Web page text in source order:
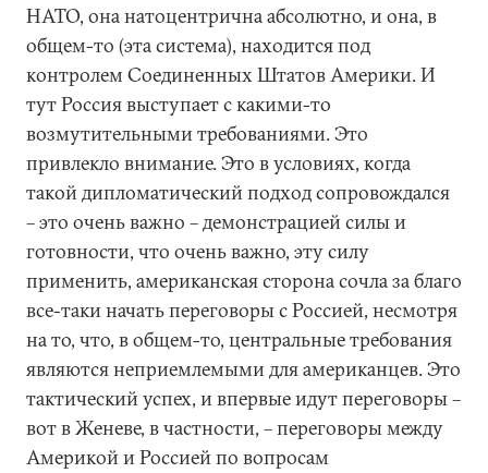
НАТО, она натоцентрична абсолютно, и она, в
общем-то (эта система), находится под
контролем Соединенных Штатов Америки. И
тут Россия выступает с какими-то
возмутительными требованиями. Это
привлекло внимание. Это в условиях, когда
такой дипломатический подход сопровождался
– это очень важно – демонстрацией силы и
готовности, что очень важно, эту силу
применить, американская сторона сочла за благо
все-таки начать переговоры с Россией, несмотря
на то, что, в общем-то, центральные требования
являются неприемлемыми для американцев. Это
тактический успех, и впервые идут переговоры –
вот в Женеве, в частности, – переговоры между
Америкой и Россией по вопросам